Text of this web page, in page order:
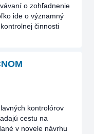
o zohľadnenie
ide o významný
činnosti
kontrolórov
cestu na
v novele návrhu